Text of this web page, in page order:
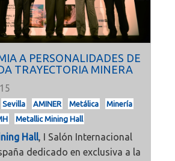
A PERSONALIDADES DE
TRAYECTORIA MINERA
Sevilla AMINER Metálica
Minería
Metallic Mining Hall
Hall, I Salón Internacional
dedicado en exclusiva a la